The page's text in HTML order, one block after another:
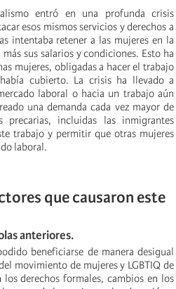
entró en una profunda crisis
esos mismos servicios y derechos a
intentaba retener a las mujeres en la
sus salarios y condiciones. Esto ha
mujeres, obligadas a hacer el trabajo
cubierto. La crisis ha llevado a
laboral o hacia un trabajo aún
una demanda cada vez mayor de
precarias, incluidas las inmigrantes
trabajo y permitir que otras mujeres
laboral.
que causaron este
anteriores.
beneficiarse demanera desigual
movimiento de mujeres y LGBTIQ de
derechos formales, cambios en los